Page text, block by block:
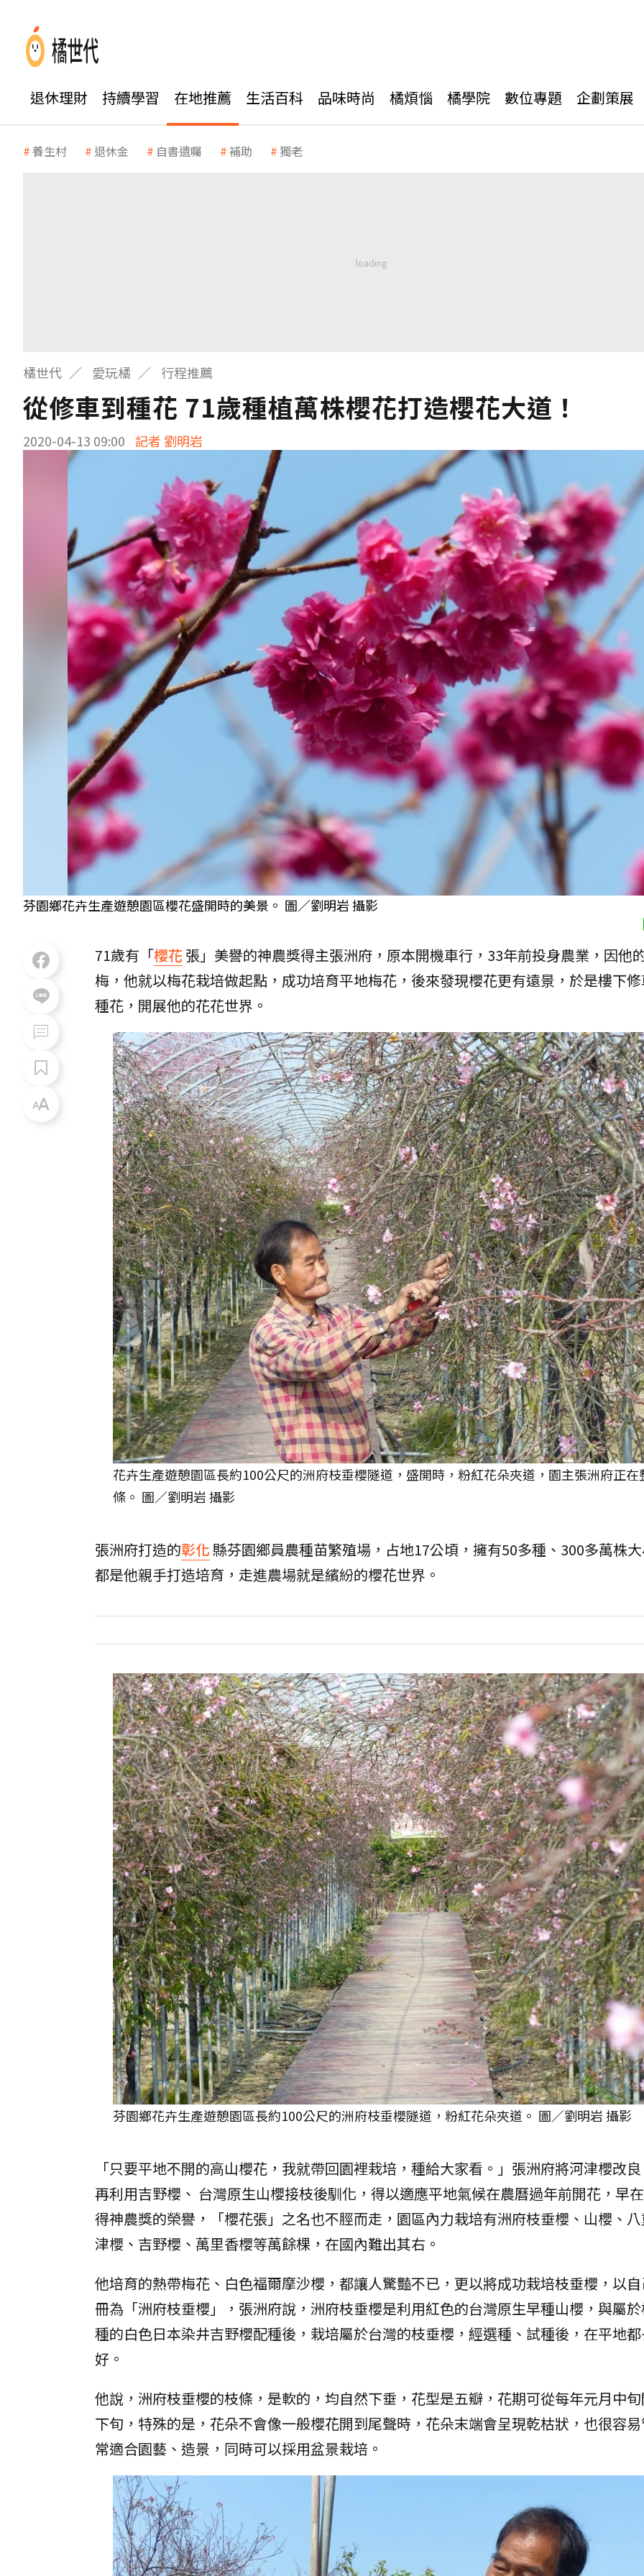
退休理財 持續學習 在地推薦 生活百科 品味時尚 橘煩惱 橘學院 數位專題 企劃策展
養生村 退休金 自書遺囑 補助 獨老
橘世代 愛玩橘 行程推薦
從修車到種花 71歲種植萬株櫻花打造櫻花大道！
2020-04-13 09:00 記者 劉明岩
芬園鄉花卉生產遊憩園區櫻花盛開時的美景。 圖／劉明岩 攝影
71歲有「櫻花 張」美譽的神農獎得主張洲府，原本開機車行，33年前投身農業，因他
梅，他就以梅花栽培做起點，成功培育平地梅花，後來發現櫻花更有遠景，於是樓下
種花，開展他的花花世界。
花卉生產遊憩園區長約100公尺的洲府枝垂櫻隧道，盛開時，粉紅花朵夾道，園主張洲府正在
條。 圖／劉明岩 攝影
張洲府打造的彰化縣芬園鄉員農種苗繁殖場，占地17公頃，擁有50多種、300多萬株
都是他親手打造培育，走進農場就是繽紛的櫻花世界。
芬園鄉花卉生產遊憩園區長約100公尺的洲府枝垂櫻隧道，粉紅花朵夾道。 圖／劉明岩 攝影
「只要平地不開的高山櫻花，我就帶回園裡栽培，種給大家看。」張洲府將河津櫻改
再利用吉野櫻、 台灣原生山櫻接枝後馴化，得以適應平地氣候在農曆過年前開花，早
得神農獎的榮譽，「櫻花張」之名也不脛而走，園區內力栽培有洲府枝垂櫻、山櫻、
津櫻、吉野櫻、萬里香櫻等萬餘棵，在國內難出其右。
他培育的熱帶梅花、白色福爾摩沙櫻，都讓人驚豔不已，更以將成功栽培枝垂櫻，以
冊為「洲府枝垂櫻」，張洲府說，洲府枝垂櫻是利用紅色的台灣原生早種山櫻，與屬
種的白色日本染井吉野櫻配種後，栽培屬於台灣的枝垂櫻，經選種、試種後，在平地
好。
他說，洲府枝垂櫻的枝條，是軟的，均自然下垂，花型是五瓣，花期可從每年元月中
下旬，特殊的是，花朵不會像一般櫻花開到尾聲時，花朵末端會呈現乾枯狀，也很容
常適合園藝、造景，同時可以採用盆景栽培。